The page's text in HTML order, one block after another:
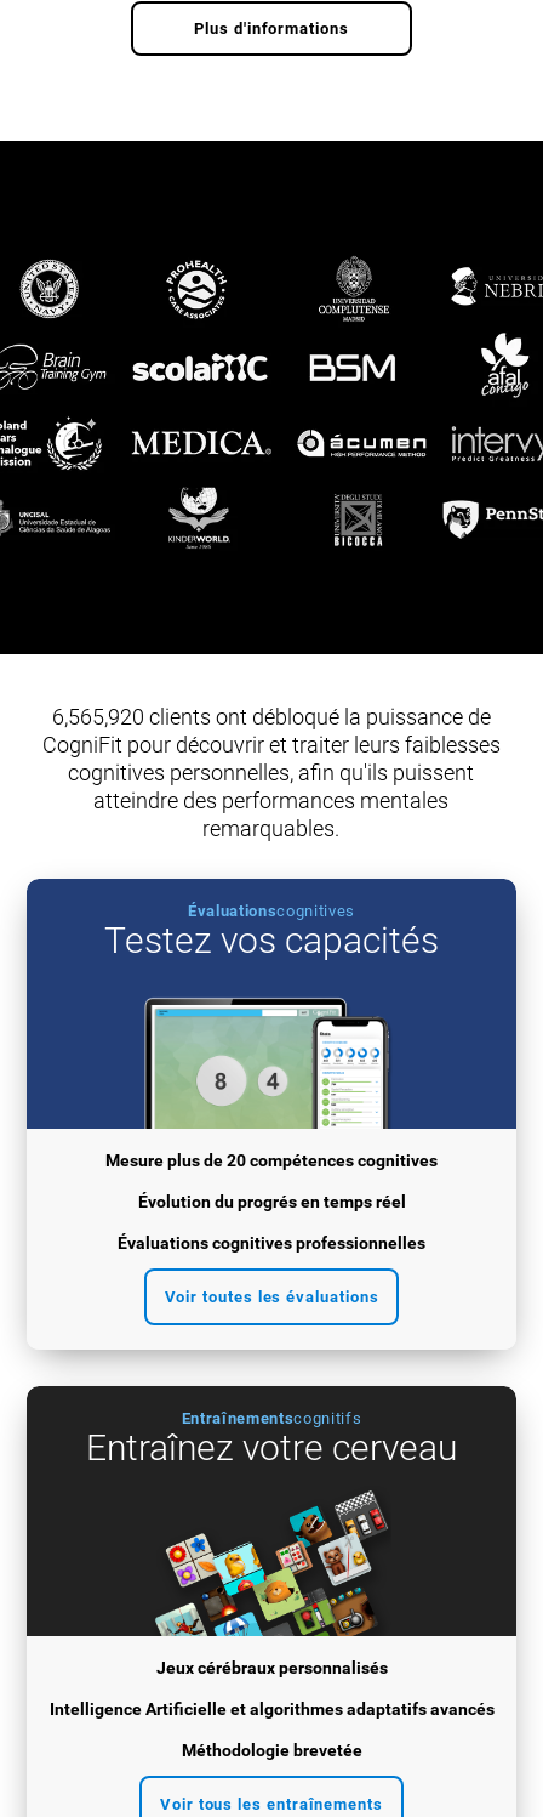
Plus d'informations
6,565,920 clients ont débloqué la puissance de
CogniFit pour découvrir et traiter leurs faiblesses
cognitives personnelles, afin qu'ils puissent
atteindre des performances mentales
remarquables.
Évaluationscognitives
Testez vos capacités
Voir toutes les évaluations
Mesure plus de 20 compétences cognitives
Évolution du progrés en temps réel
Évaluations cognitives professionnelles
Entraînementscognitifs
Entraînez votre cerveau
Voir tous les entraînements
Jeux cérébraux personnalisés
Intelligence Artificielle et algorithmes adaptatifs avancés
Méthodologie brevetée